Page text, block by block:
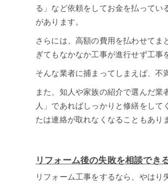
る」など依頼をしてお金を払って
があります。
さらには、高額の費用を払わせて
ぎてもなかなか工事が進行せず工事
そんな業者に捕まってしまえば、不
また、知人や家族の紹介で選んだ
人」であればしっかりと修繕をし
たは連絡が取れなくなることもあり
リフォーム後の失敗を相談でき
リフォーム工事をするなら、やは